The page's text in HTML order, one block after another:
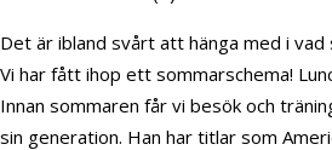
Det är ibland svårt att hänga med i vad
Vi har fått ihop ett sommarschema!
Innan sommaren får vi besök och
sin generation. Han har titlar som